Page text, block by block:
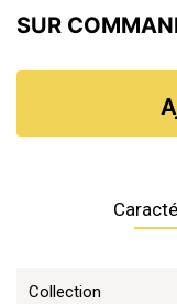
SUR
Collection